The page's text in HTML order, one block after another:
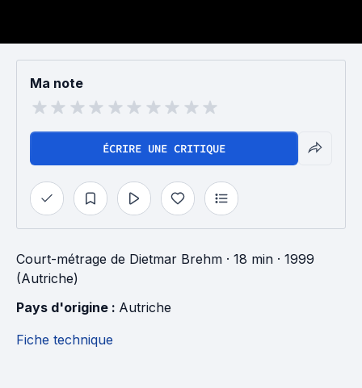
Ma note
ÉCRIRE UNE CRITIQUE
Court-métrage de Dietmar Brehm · 18 min · 1999
(Autriche)
Pays d'origine : Autriche
Fiche technique